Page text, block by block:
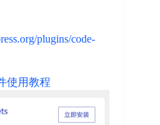
plugins/code-
使用教程